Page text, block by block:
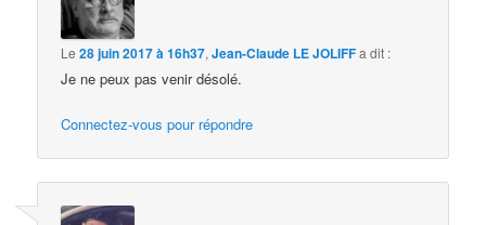
Le28 juin 2017 à 16h37,Jean-Claude LE JOLIFFa dit :
Je ne peux pas venir désolé.
Connectez-vous pour répondre